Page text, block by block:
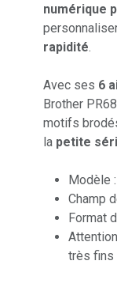
numérique
rapidité.
Avec ses 6
Brother
motifs
la petite
Modèle
Champ
Format
très fins